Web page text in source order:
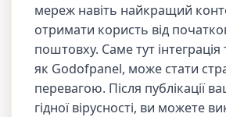
мереж навіть найкращий
отримати користь від
поштовху. Саме тут інтеграція
як Godofpanel, може стати
перевагою. Після публікації
гідної вірусності, ви можете